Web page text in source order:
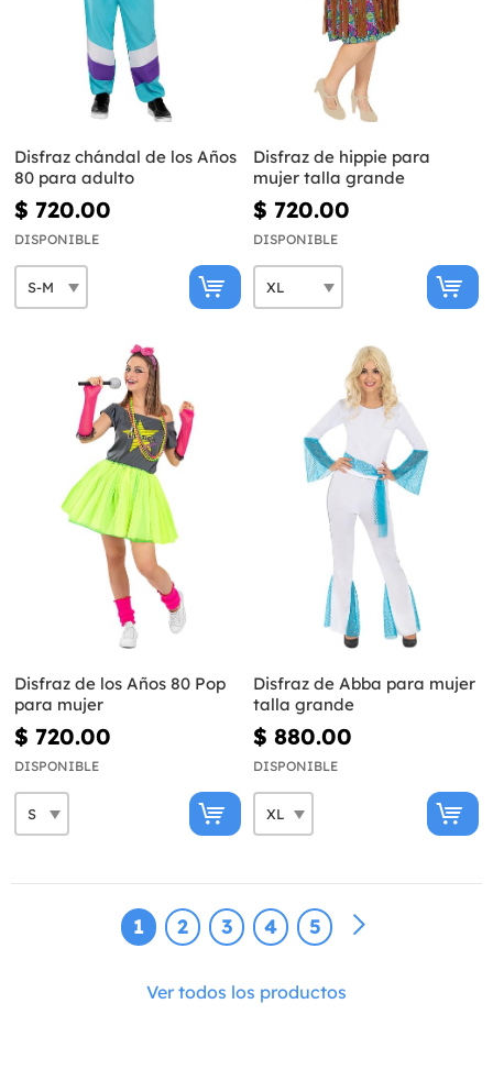
Disfraz chándal de los Años
80 para adulto
$ 720.00
DISPONIBLE
Disfraz de hippie para
mujer talla grande
$ 720.00
DISPONIBLE
Disfraz de los Años 80 Pop
para mujer
$ 720.00
DISPONIBLE
Disfraz de Abba para mujer
talla grande
$ 880.00
DISPONIBLE
1 2 3 4 5
Ver todos los productos